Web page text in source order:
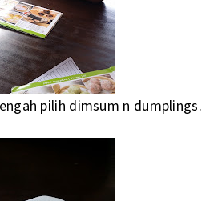
pilih dimsum n dumplings.